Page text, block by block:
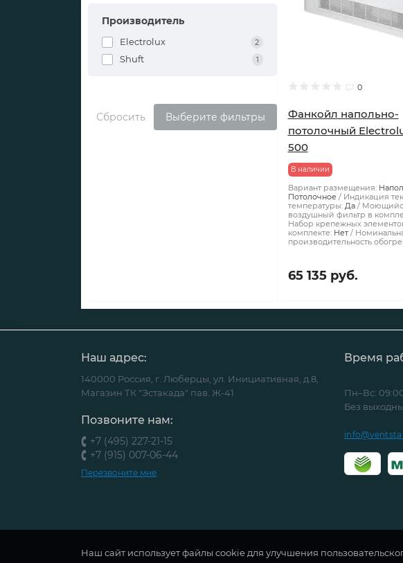
Производитель
Electrolux 2
Shuft 1
Сбросить Выберите фильтры
0
Фанкойл напольно-
потолочный
500
В наличии
Вариант размещения:
Потолочное
Индикация
температуры: Да
воздушный фильтр в
Набор крепежных
комплекте: Нет
производительность
65 135 руб.
Наш адрес:
140000 Россия, г. Люберцы, ул. Инициативная, д.8,
Магазин ТК "Эстакада" пав. Ж-41
Позвоните нам:
+7 (495) 227-21-15
+7 (915) 007-06-44
Перезвоните мне
Время
Пн–Вс:
Без
Наш сайт использует файлы cookie для улучшения